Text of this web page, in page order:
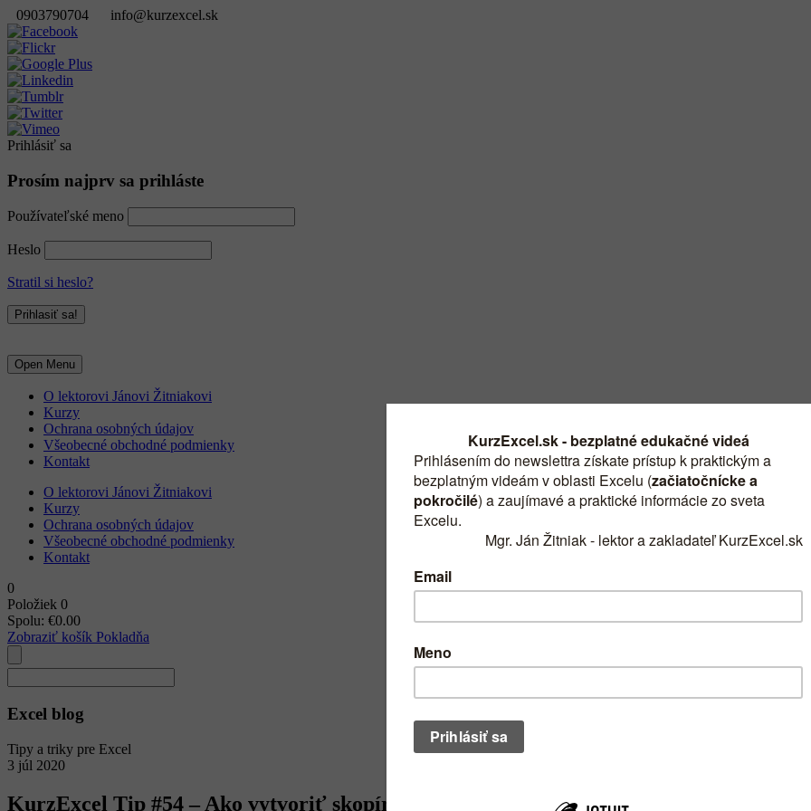
0903790704 info@kurzexcel.sk
Prihlásiť sa
Prosím najprv sa prihláste
Používateľské meno
Heslo
Stratil si heslo?
Open Menu
O lektorovi Jánovi Žitniakovi
Kurzy
Ochrana osobných údajov
Všeobecné obchodné podmienky
Kontakt
O lektorovi Jánovi Žitniakovi
Kurzy
Ochrana osobných údajov
Všeobecné obchodné podmienky
Kontakt
0
Položiek 0
Spolu: €0.00
Zobraziť košík Pokladňa
Excel blog
Tipy a triky pre Excel
3 júl 2020
KurzExcel Tip #54 – Ako vytvoriť skopírovaný zoznam ?údajov bez zmeny